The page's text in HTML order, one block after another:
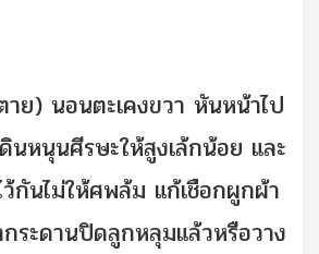
าย) นอนตะเคงขวา หันหน้าไป
นหนุนศีรษะให้สูงเล้กน้อย และ
กันไม่ให้ศพล้ม แก้เชือกผูกผ้า
ระดานปิดลูกหลุมแล้วหรือวาง